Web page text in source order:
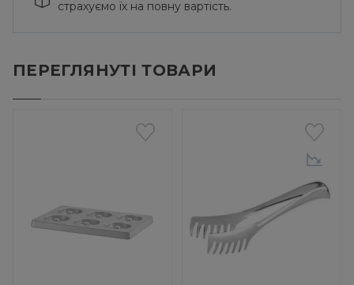
страхуємо їх на повну вартість.
ПЕРЕГЛЯНУТІ ТОВАРИ